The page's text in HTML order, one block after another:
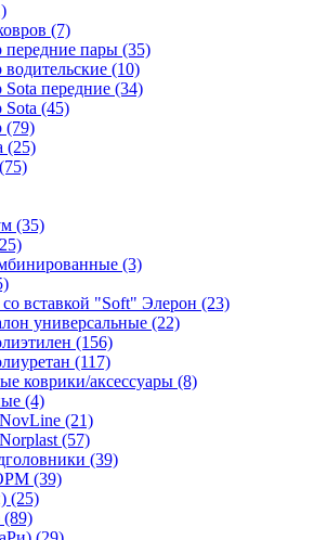
(7)
передние пары (35)
(10)
Sota передние (34)
Sota (45)
(79)
(25)
(35)
(3)
вставкой "Soft" Элерон (23)
универсальные (22)
(156)
(117)
коврики/аксессуары (8)
(4)
(21)
(57)
(39)
(39)
(25)